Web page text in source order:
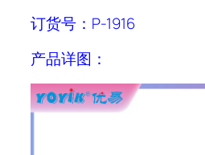
订货号：P-1916
产品详图：